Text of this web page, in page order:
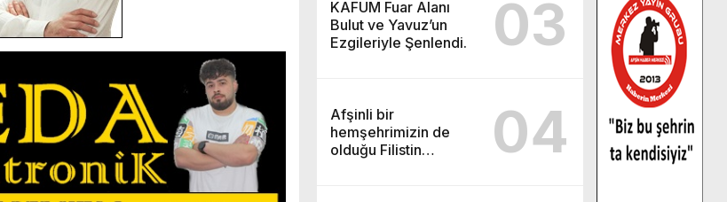
KAFUM Fuar Alanı
Bulut ve Yavuz’un
Ezgileriyle Şenlendi.
03
Afşinli bir
hemşehrimizin de
olduğu Filistin
04